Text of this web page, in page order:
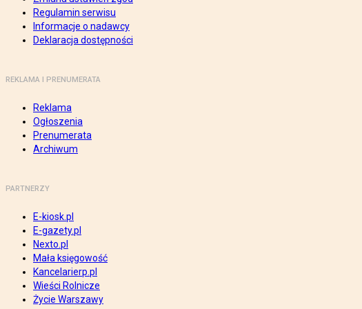
Regulamin serwisu
Informacje o nadawcy
Deklaracja dostępności
REKLAMA I PRENUMERATA
Reklama
Ogłoszenia
Prenumerata
Archiwum
PARTNERZY
E-kiosk.pl
E-gazety.pl
Nexto.pl
Mała księgowość
Kancelarierp.pl
Wieści Rolnicze
Życie Warszawy